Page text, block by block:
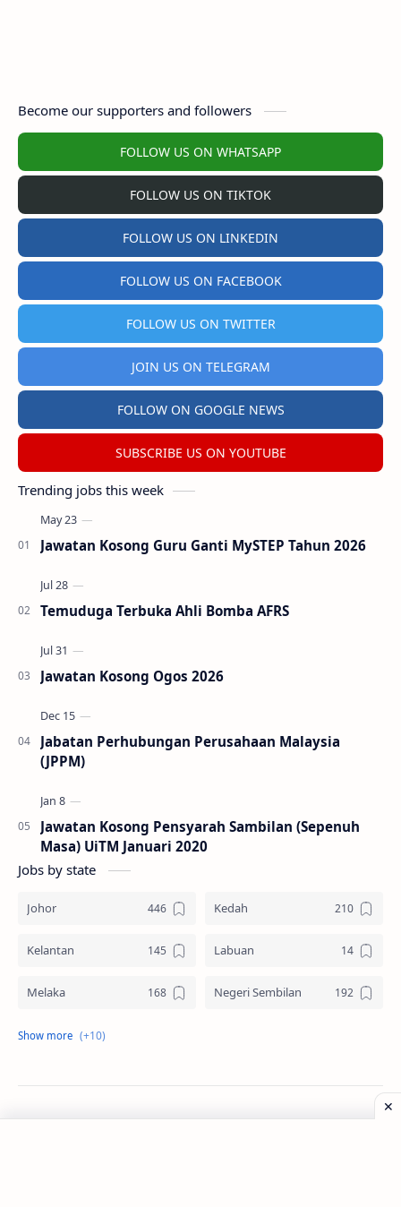
Become our supporters and followers
FOLLOW US ON WHATSAPP
FOLLOW US ON TIKTOK
FOLLOW US ON LINKEDIN
FOLLOW US ON FACEBOOK
FOLLOW US ON TWITTER
JOIN US ON TELEGRAM
FOLLOW ON GOOGLE NEWS
SUBSCRIBE US ON YOUTUBE
Trending jobs this week
Jawatan Kosong Guru Ganti MySTEP Tahun 2026
Temuduga Terbuka Ahli Bomba AFRS
Jawatan Kosong Ogos 2026
Jabatan Perhubungan Perusahaan Malaysia
(JPPM)
Jawatan Kosong Pensyarah Sambilan (Sepenuh
Masa) UiTM Januari 2020
Jobs by state
Johor Kedah
Kelantan Labuan
Melaka Negeri Sembilan
Pahang
Pulau Pinang Sabah